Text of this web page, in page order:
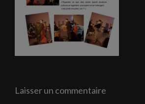
Laisser un commentaire